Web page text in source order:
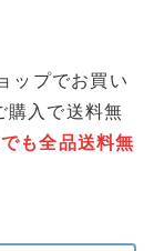
ップでお買い
購入で送料無
も全品送料無